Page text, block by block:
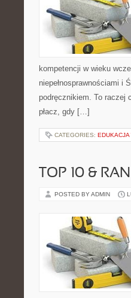
kompetencji w wieku
niepełnosprawnościami i
podręcznikiem. To raczej
płacz, gdy […]
CATEGORIES: EDUKACJA
TOP 10 &
POSTED BY ADMIN